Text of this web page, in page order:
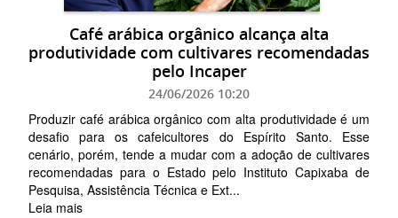
Café arábica orgânico alcança alta
produtividade com cultivares recomendadas
pelo Incaper
24/06/2026 10:20
Produzir café arábica orgânico com alta produtividade é um
desafio para os cafeicultores do Espírito Santo. Esse
cenário, porém, tende a mudar com a adoção de cultivares
recomendadas para o Estado pelo Instituto Capixaba de
Pesquisa, Assistência Técnica e Ext...
Leia mais